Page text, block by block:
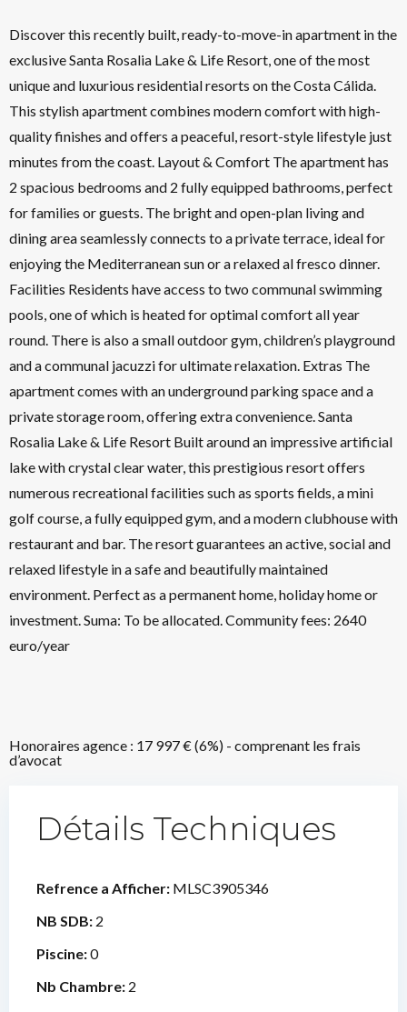
Discover this recently built, ready-to-move-in apartment in the
exclusive Santa Rosalia Lake & Life Resort, one of the most
unique and luxurious residential resorts on the Costa Cálida.
This stylish apartment combines modern comfort with high-
quality finishes and offers a peaceful, resort-style lifestyle just
minutes from the coast. Layout & Comfort The apartment has
2 spacious bedrooms and 2 fully equipped bathrooms, perfect
for families or guests. The bright and open-plan living and
dining area seamlessly connects to a private terrace, ideal for
enjoying the Mediterranean sun or a relaxed al fresco dinner.
Facilities Residents have access to two communal swimming
pools, one of which is heated for optimal comfort all year
round. There is also a small outdoor gym, children’s playground
and a communal jacuzzi for ultimate relaxation. Extras The
apartment comes with an underground parking space and a
private storage room, offering extra convenience. Santa
Rosalia Lake & Life Resort Built around an impressive artificial
lake with crystal clear water, this prestigious resort offers
numerous recreational facilities such as sports fields, a mini
golf course, a fully equipped gym, and a modern clubhouse with
restaurant and bar. The resort guarantees an active, social and
relaxed lifestyle in a safe and beautifully maintained
environment. Perfect as a permanent home, holiday home or
investment. Suma: To be allocated. Community fees: 2640
euro/year
Honoraires agence : 17 997 € (6%) - comprenant les frais
d’avocat
Détails Techniques
Refrence a Afficher: MLSC3905346
NB SDB: 2
Piscine:0
Nb Chambre: 2